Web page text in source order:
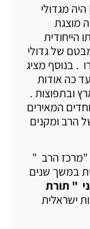
היה מגדולי
מוצגת
הייחודית
של גדולי
. בנוסף מציג
כה אודות
ובתפוצות .
המאירים
הרב ומקנים
"מרכז הרב "
במשך שנים
" תורת
ישראלית